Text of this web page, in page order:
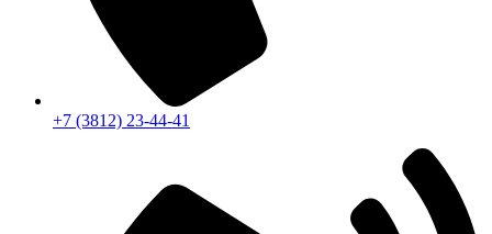
+7 (3812) 23-44-41